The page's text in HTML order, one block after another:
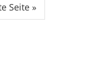
Seite »